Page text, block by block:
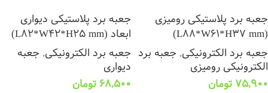
جعبه برد پلاستیکی رومیزی
(L88*W61*H37 mm)
جعبه برد الکترونیکی, جعبه برد
الکترونیکی رومیزی
75,900 تومان
جعبه برد پلاستیکی دیواری
ابعاد (L82*W42*H25 mm)
جعبه برد الکترونیکی, جعبه
دیواری
68,500 تومان